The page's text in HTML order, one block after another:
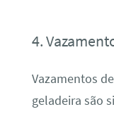
4.
Vazamentos
geladeira são